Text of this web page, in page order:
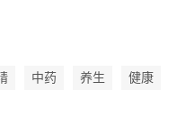
中药 养生 健康